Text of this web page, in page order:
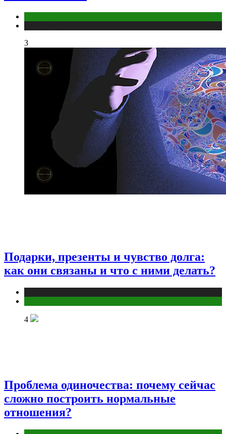
3
Подарки, презенты и чувство долга:
как они связаны и что с ними делать?
4
Проблема одиночества: почему сейчас
сложно построить нормальные
отношения?